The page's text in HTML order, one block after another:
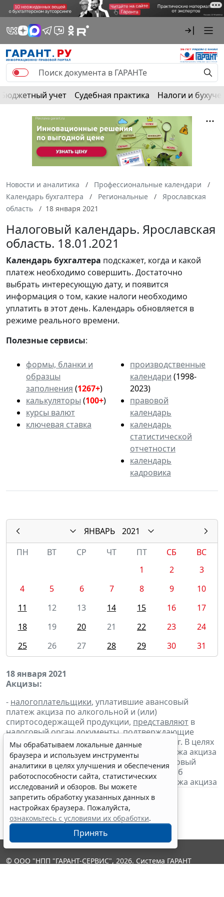
Бюджетный учет Судебная практика Налоги и
Новости и аналитика
Профессиональные календари
Календарь бухгалтера
Региональные
Ярославская
область
18 января 2021
Налоговый календарь. Ярославская
область. 18.01.2021
Календарьбухгалтера подскажет, когда и какой
платеж необходимо совершить. Достаточно
выбрать интересующую дату, и появится
информация о том, какие налоги необходимо
уплатить в этот день. Календарь обновляется в
режиме реального времени.
Полезные сервисы:
формы, бланки и
образцы
заполнения (1267+)
калькуляторы (100+)
курсы валют
ключевая ставка
производственные
календари (1998-
2023)
правовой
календарь
календарь
статистической
отчетности
календарь
кадровика
ЯНВАРЬ
2021
ПН
ВТ СР ЧТ ПТ СБ
ВС
1
2
3
4
5 6 7 8 9
10
11
12 13 14 15 16
17
18
19 20 21 22 23
24
25
26 27 28 29 30 31
18 января 2021
Акцизы:
- налогоплательщики, уплатившие авансовый
платеж акциза по алкогольной и (или)
спиртосодержащей продукции, представляют в
налоговый органдокументы, подтверждающие
уплату авансового платежа за январь 2021 г. В целях
освобождения от уплаты авансового платежа акциза
налогоплательщикипредставляютв налоговый
орган банковскую гарантию иизвещение
об
освобождении от уплаты авансового платежа акциза
Мы обрабатываем локальные данные
браузера и используем инструменты
аналитики в целях улучшения и обеспечения
работоспособности сайта, статистических
исследований и обзоров. Вы можете
запретить обработку указанных данных в
настройках браузера. Пожалуйста,
ознакомьтесь с условиями их обработки.
Принять
© ООО "НПП "ГАРАНТ-СЕРВИС", 2026. Система ГАРАНТ